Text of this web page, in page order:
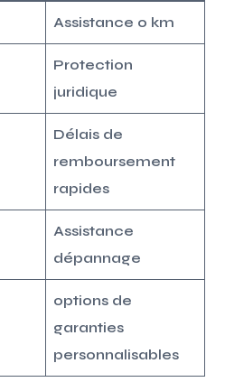
Assistance 0 km
Protection
juridique
Délais de
remboursement
rapides
Assistance
dépannage
options de
garanties
personnalisables